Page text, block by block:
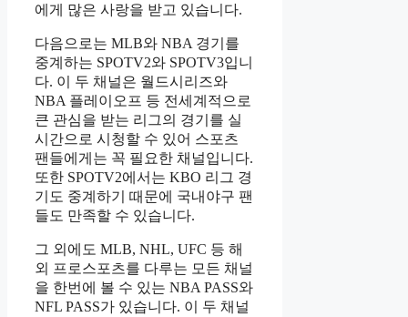
에게 많은 사랑을 받고 있습니다.
다음으로는 MLB와 NBA 경기를
중계하는 SPOTV2와 SPOTV3입니
다. 이 두 채널은 월드시리즈와
NBA 플레이오프 등 전세계적으로
큰 관심을 받는 리그의 경기를 실
시간으로 시청할 수 있어 스포츠
팬들에게는 꼭 필요한 채널입니다.
또한 SPOTV2에서는 KBO 리그 경
기도 중계하기 때문에 국내야구 팬
들도 만족할 수 있습니다.
그 외에도 MLB, NHL, UFC 등 해
외 프로스포츠를 다루는 모든 채널
을 한번에 볼 수 있는 NBA PASS와
NFL PASS가 있습니다. 이 두 채널